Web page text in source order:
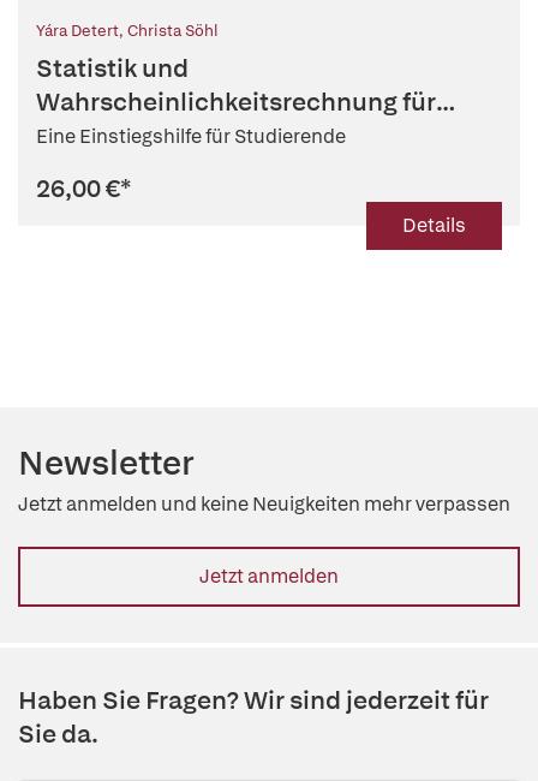
Yára Detert, Christa Söhl
Statistik und
Wahrscheinlichkeitsrechnung für
Ahnungslose
Eine Einstiegshilfe für Studierende
26,00 €*
Details
Newsletter
Jetzt anmelden und keine Neuigkeiten mehr verpassen
Jetzt anmelden
Haben Sie Fragen? Wir sind jederzeit für
Sie da.